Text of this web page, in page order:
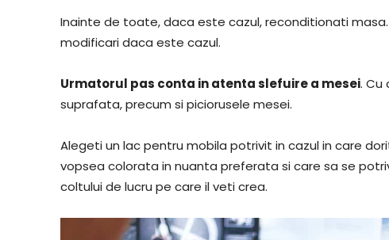
Inainte de toate, daca este cazul, reconditionati
modificari daca este cazul.
Urmatorul pas conta in atenta slefuire a mesei. Cu
suprafata, precum si piciorusele mesei.
Alegeti un lac pentru mobila potrivit in cazul in care
vopsea colorata in nuanta preferata si care sa se
coltului de lucru pe care il veti crea.